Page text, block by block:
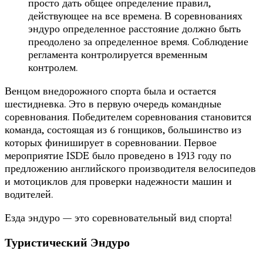
просто дать общее определение правил,
действующее на все времена. В соревнованиях
эндуро определенное расстояние должно быть
преодолено за определенное время. Соблюдение
регламента контролируется временным
контролем.
Венцом внедорожного спорта была и остается
шестидневка. Это в первую очередь командные
соревнования. Победителем соревнования становится
команда, состоящая из 6 гонщиков, большинство из
которых финиширует в соревновании. Первое
мероприятие ISDE было проведено в 1913 году по
предложению английского производителя велосипедов
и мотоциклов для проверки надежности машин и
водителей.
Езда эндуро — это соревновательный вид спорта!
Туристический Эндуро